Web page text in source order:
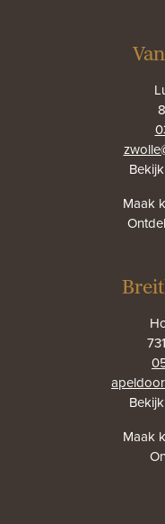
Maak
Maak